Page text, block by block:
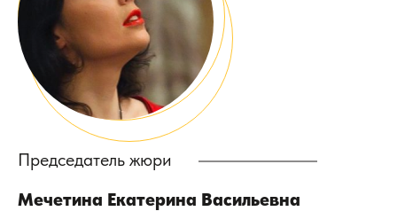
Председатель жюри
Мечетина Екатерина Васильевна